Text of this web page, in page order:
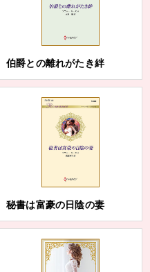
伯爵との離れがたき絆
秘書は富豪の日陰の妻